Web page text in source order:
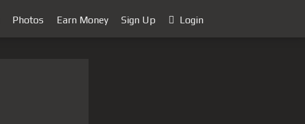
Photos Earn Money Sign Up Login